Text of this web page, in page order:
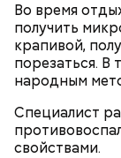
Во время
получить
крапивой,
порезаться. В
народным
Специалист
свойствами.